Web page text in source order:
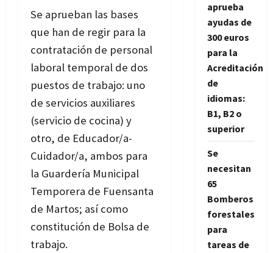
Se aprueban las bases
que han de regir para la
contratación de personal
laboral temporal de dos
puestos de trabajo: uno
de servicios auxiliares
(servicio de cocina) y
otro, de Educador/a-
Cuidador/a, ambos para
la Guardería Municipal
Temporera de Fuensanta
de Martos; así como
constitución de Bolsa de
trabajo.
aprueba
ayudas de
300 euros
para la
Acreditación
de
idiomas:
B1, B2 o
superior
Se
necesitan
65
Bomberos
forestales
para
tareas de